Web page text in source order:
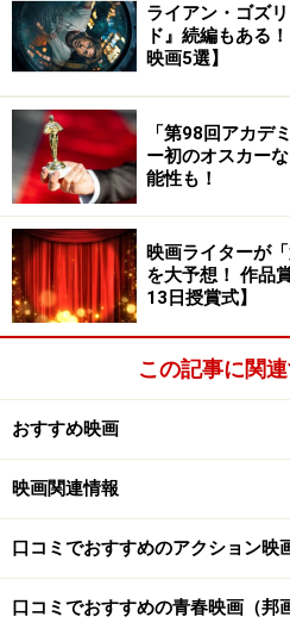
進歩派を装う男の心の
『テス』
男は過去を話てごらんと言う。
ス』の物語
イギリスの文豪トマス・ハー
のテス』の映画化です。19世
はダーバヴィル家に奉公に出
ィル家の放蕩息子アレックに
か実家に戻り出産しますが、
います。
やがてある酪農場で働くこと
業の勉強をしに来ている牧師
に心を惹かれます。エンジェ
し込むのですが、暗い過去を
ライアン・ゴズ
ド』続編もある
映画5選】
「第98回アカデ
ー初のオスカー
能性も！
映画ライターが
を大予想！ 作品
13日授賞式】
この記事に関
おすすめ映画
映画関連情報
口コミでおすすめのアクション映
口コミでおすすめの青春映画（邦